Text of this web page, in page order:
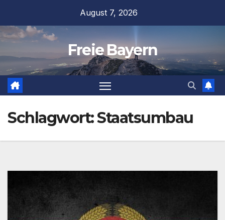
springen
August 7, 2026
Freie Bayern
Schlagwort:Staatsumbau